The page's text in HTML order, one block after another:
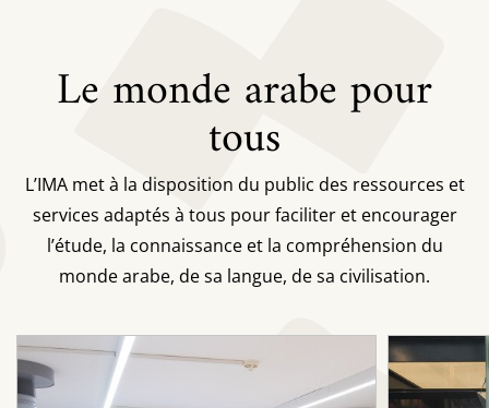
Le monde arabe pour
tous
L’IMA met à la disposition du public des ressources et
services adaptés à tous pour faciliter et encourager
l’étude, la connaissance et la compréhension du
monde arabe, de sa langue, de sa civilisation.